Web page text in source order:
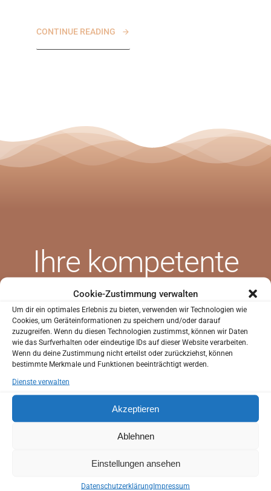
Cookie-Zustimmung verwalten
Um dir ein optimales Erlebnis zu bieten, verwenden wir Technologien wie
Cookies, um Geräteinformationen zu speichern und/oder darauf
zuzugreifen. Wenn du diesen Technologien zustimmst, können wir Daten
wie das Surfverhalten oder eindeutige IDs auf dieser Website verarbeiten.
Wenn du deine Zustimmung nicht erteilst oder zurückziehst, können
bestimmte Merkmale und Funktionen beeinträchtigt werden.
Dienste verwalten
Akzeptieren
Ablehnen
Einstellungen ansehen
DatenschutzerklärungImpressum
CONTINUE READING
Ihre kompetente
Zahnarztpraxis in
Bochum!
SIND SIE NEUPATIENT?
Sie können uns helfen Sie besser kennenzulernen
bevor Sie zu uns in die Praxis kommen.
Sie haben die Möglichkeit Ihren Anamnesebogen zu
Hause in Ruhe auszufüllen.
So können wir schon bei Ihrem ersten Besuch auf Ihre
individuellen Wünsche und Bedürfnisse eingehen.
Anamnesebogen